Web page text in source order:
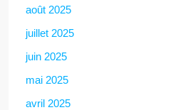
août 2025
juillet 2025
juin 2025
mai 2025
avril 2025